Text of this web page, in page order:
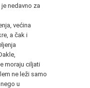
nedavno za
većina
a čak i
moraju ciljati
ne leži samo
u